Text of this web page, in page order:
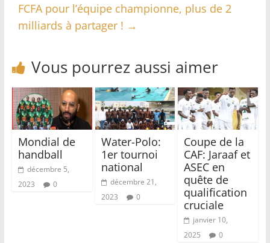
FCFA pour l’équipe championne, plus de 2
milliards à partager ! →
Vous pourrez aussi aimer
Mondial de
handball
décembre 5,
2023
0
Water-Polo:
1er tournoi
national
décembre 21,
2023
0
Coupe de la
CAF: Jaraaf et
ASEC en
quête de
qualification
cruciale
janvier 10,
2025
0